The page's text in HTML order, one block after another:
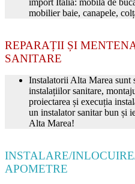
mobilier baie, canapele,
REPARAȚII ȘI
SANITARE
Instalatorii Alta Marea sunt
instalațiilor sanitare,
proiectarea și execuția
un instalator sanitar bun și
Alta Marea!
INSTALARE/
APOMETRE